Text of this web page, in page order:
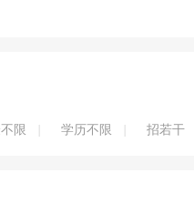
限 学历不限 招若干